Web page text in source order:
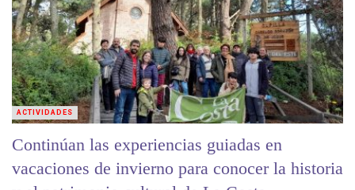
Continúan las experiencias guiadas en
vacaciones de invierno para conocer la historia
ACTIVIDADES